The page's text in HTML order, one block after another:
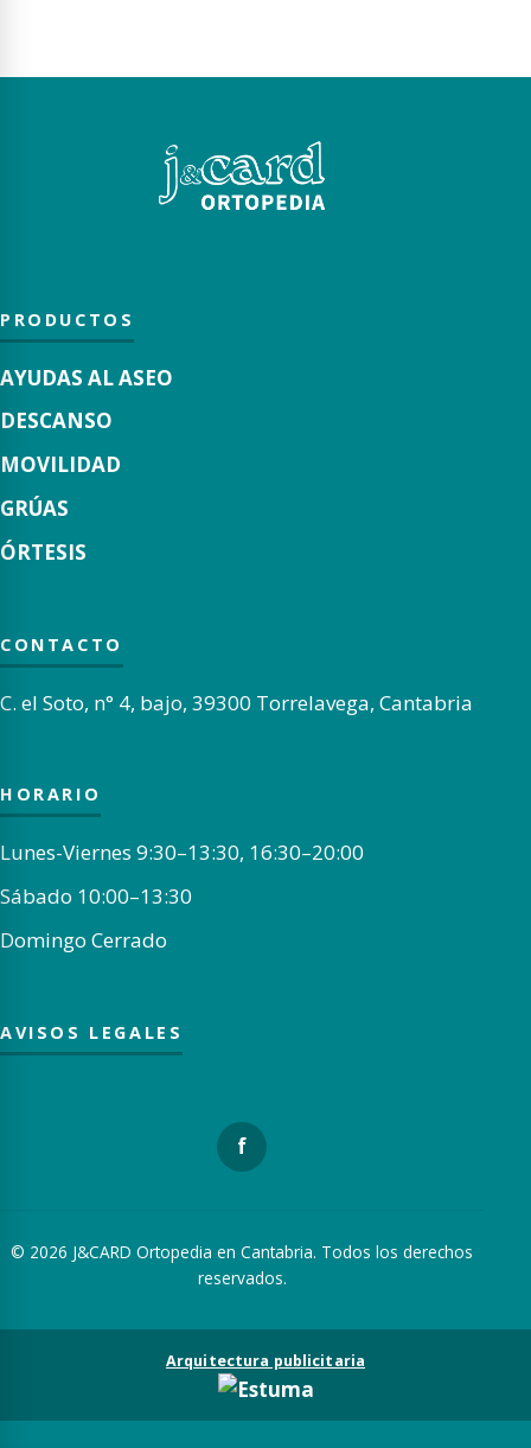
PRODUCTOS
AYUDAS AL ASEO
DESCANSO
MOVILIDAD
GRÚAS
ÓRTESIS
CONTACTO
C. el Soto, n° 4, bajo, 39300 Torrelavega, Cantabria
HORARIO
Lunes-Viernes 9:30–13:30, 16:30–20:00
Sábado 10:00–13:30
Domingo Cerrado
AVISOS LEGALES
f
© 2026 J&CARD Ortopedia en Cantabria. Todos los derechos
reservados.
Arquitectura publicitaria